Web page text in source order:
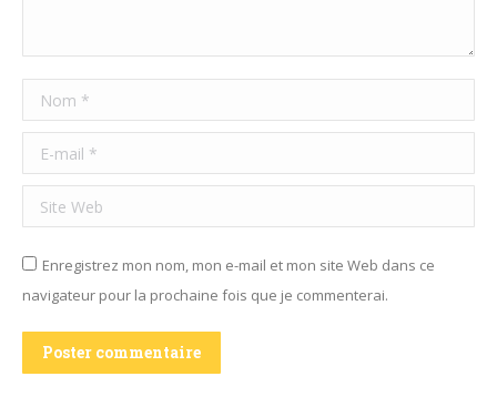
Nom *
E-mail *
Site Web
Enregistrez mon nom, mon e-mail et mon site Web dans ce
navigateur pour la prochaine fois que je commenterai.
Poster commentaire